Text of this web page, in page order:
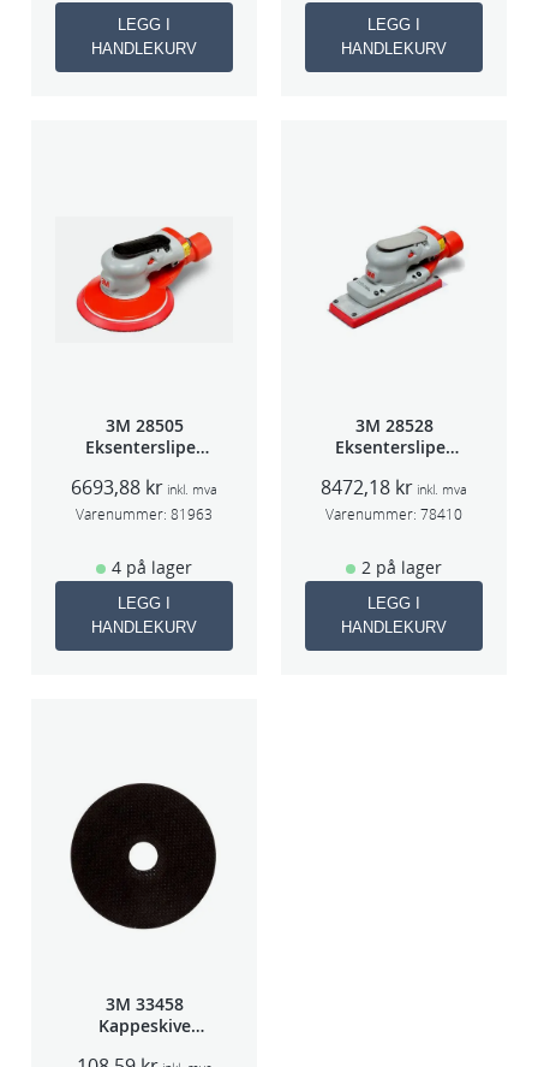
LEGG I
HANDLEKURV
LEGG I
HANDLEKURV
3M 28505
Eksentersliper
2,5mm slag
75mm
6693,88 kr inkl. mva
Varenummer: 81963
4 på lager
LEGG I
HANDLEKURV
3M 28528
Eksentersliper
3mm slag
70×198
8472,18 kr inkl. mva
Varenummer: 78410
2 på lager
LEGG I
HANDLEKURV
3M 33458
Kappeskive